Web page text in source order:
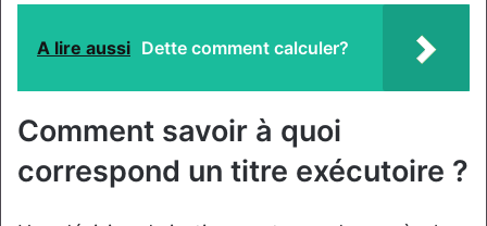
A lire aussi Dette comment calculer?
Comment savoir à quoi
correspond un titre exécutoire ?